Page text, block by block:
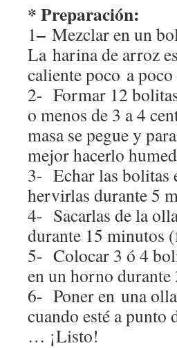
* Preparación:
1– Mezclar en un
La harina de arroz
caliente poco a
2- Formar 12
o menos de 3 a 4
masa se pegue y
mejor hacerlo
3- Echar las bolitas
hervirlas durante 5
4- Sacarlas de la
durante 15 minutos
5- Colocar 3 ó 4
en un horno
6- Poner en una
cuando esté a punto
… ¡Listo!